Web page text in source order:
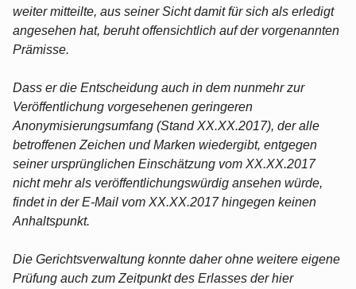
weiter mitteilte, aus seiner Sicht damit für sich als erledigt
angesehen hat, beruht offensichtlich auf der vorgenannten
Prämisse.
Dass er die Entscheidung auch in dem nunmehr zur
Veröffentlichung vorgesehenen geringeren
Anonymisierungsumfang (Stand XX.XX.2017), der alle
betroffenen Zeichen und Marken wiedergibt, entgegen
seiner ursprünglichen Einschätzung vom XX.XX.2017
nicht mehr als veröffentlichungswürdig ansehen würde,
findet in der E-Mail vom XX.XX.2017 hingegen keinen
Anhaltspunkt.
Die Gerichtsverwaltung konnte daher ohne weitere eigene
Prüfung auch zum Zeitpunkt des Erlasses der hier